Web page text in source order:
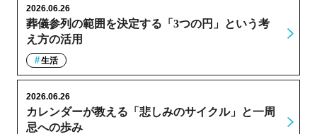
葬儀参列の範囲を決定する「3つの円」という考
え方の活用
2026.06.26
生活
カレンダーが教える「悲しみのサイクル」と一周
忌への歩み
2026.06.26